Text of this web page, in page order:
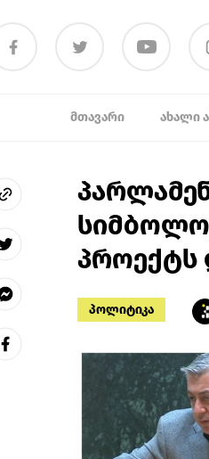
ᲛᲗᲐᲕᲐᲠᲘ ᲐᲮᲐᲚᲘ
პროექტს
პოლიტიკა